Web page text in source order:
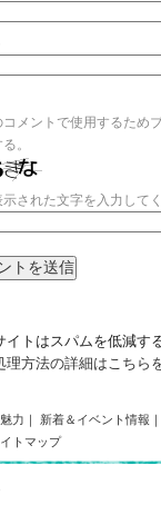
コメントで使用するため
。
示された文字を入力して
イトはスパムを低減す
理方法の詳細はこちら
力 ｜ 新着＆イベント情報 ｜
トマップ